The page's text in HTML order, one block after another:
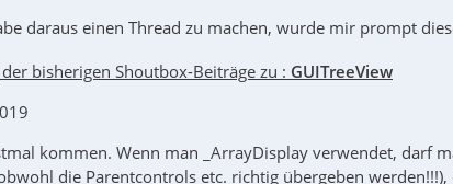
daraus einen Thread zu machen, wurde mir prompt
bisherigen Shoutbox-Beiträge zu : GUITreeView
kommen. Wenn man _ArrayDisplay verwendet, darf
die Parentcontrols etc. richtig übergeben